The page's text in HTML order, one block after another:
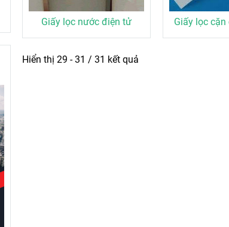
Giấy lọc nước điện tử Giấy lọc
Hiển thị 29 - 31 / 31 kết quả